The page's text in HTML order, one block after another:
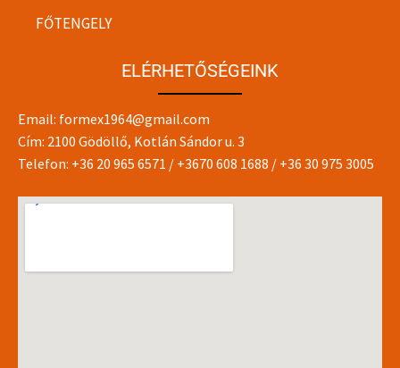
FŐTENGELY
ELÉRHETŐSÉGEINK
Email: formex1964@gmail.com
Cím: 2100 Gödöllő, Kotlán Sándor u. 3
Telefon: +36 20 965 6571 / +3670 608 1688 / +36 30 975 3005